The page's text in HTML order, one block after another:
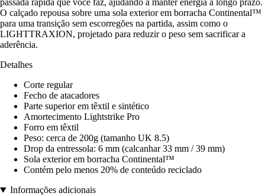
passada rápida que você faz, ajudando a manter energia a longo prazo.
O calçado repousa sobre uma sola exterior em borracha Continental™
para uma transição sem escorregões na partida, assim como o
LIGHTTRAXION, projetado para reduzir o peso sem sacrificar a
aderência.
Detalhes
Corte regular
Fecho de atacadores
Parte superior em têxtil e sintético
Amortecimento Lightstrike Pro
Forro em têxtil
Peso: cerca de 200g (tamanho UK 8.5)
Drop da entressola: 6 mm (calcanhar 33 mm / 39 mm)
Sola exterior em borracha Continental™
Contém pelo menos 20% de conteúdo reciclado
Informações adicionais